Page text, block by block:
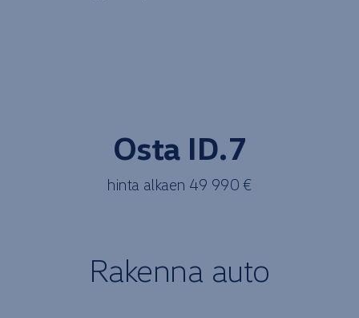
Osta ID.7
hinta alkaen 49 990 €
Rakenna auto